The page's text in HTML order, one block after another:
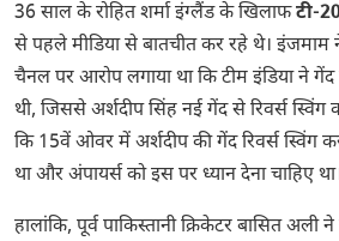
36 साल के रोहित शर्मा इंग्लैंड के खिलाफटी-
से पहले मीडिया से बातचीत कर रहे थे। इंजमाम
चैनल पर आरोप लगाया था कि टीम इंडिया ने
थी, जिससे अर्शदीप सिंह नई गेंद से रिवर्स
कि 15वें ओवर में अर्शदीप की गेंद रिवर्स स्विंग
था और अंपायर्स को इस पर ध्यान देना चाहिए
हालांकि, पूर्व पाकिस्तानी क्रिकेटर बासित